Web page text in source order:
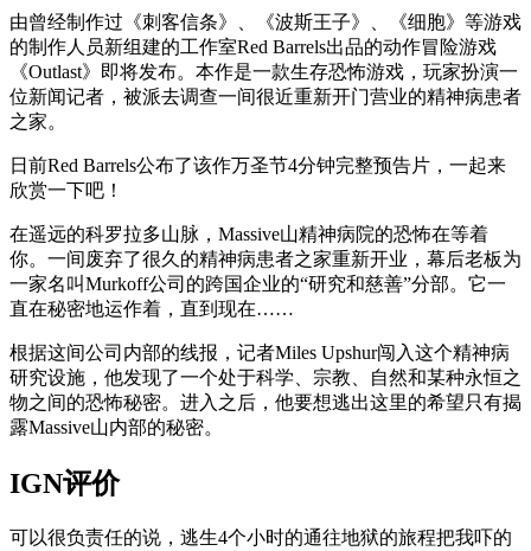
由曾经制作过《刺客信条》、《波斯王子》、《细胞》等游戏
的制作人员新组建的工作室Red Barrels出品的动作冒险游戏
《Outlast》即将发布。本作是一款生存恐怖游戏，玩家扮演一
位新闻记者，被派去调查一间很近重新开门营业的精神病患者
之家。
日前Red Barrels公布了该作万圣节4分钟完整预告片，一起来
欣赏一下吧！
在遥远的科罗拉多山脉，Massive山精神病院的恐怖在等着
你。一间废弃了很久的精神病患者之家重新开业，幕后老板为
一家名叫Murkoff公司的跨国企业的“研究和慈善”分部。它一
直在秘密地运作着，直到现在……
根据这间公司内部的线报，记者Miles Upshur闯入这个精神病
研究设施，他发现了一个处于科学、宗教、自然和某种永恒之
物之间的恐怖秘密。进入之后，他要想逃出这里的希望只有揭
露Massive山内部的秘密。
IGN评价
可以很负责任的说，逃生4个小时的通往地狱的旅程把我吓的